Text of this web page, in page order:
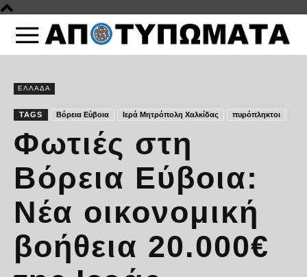
ΕΛΛΑΔΑ
TAGS Βόρεια Εύβοια Ιερά Μητρόπολη Χαλκίδας πυρόπληκτοι
Φωτιές στη
Βόρεια Εύβοια:
Nέα οικονομική
βοήθεια 20.000€